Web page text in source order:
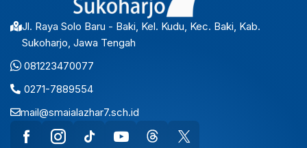
Jl. Raya Solo Baru - Baki, Kel. Kudu, Kec. Baki, Kab.
Sukoharjo, Jawa Tengah
081223470077
0271-7889554
mail@smaialazhar7.sch.id